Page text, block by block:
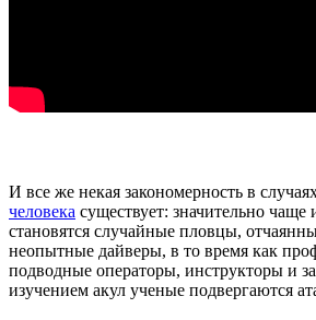
И все же некая закономерность в
человека существует: значительно чаще
становятся случайные пловцы,
неопытные дайверы, в то время как
подводные операторы, инструкторы и
изучением акул ученые подвергаются